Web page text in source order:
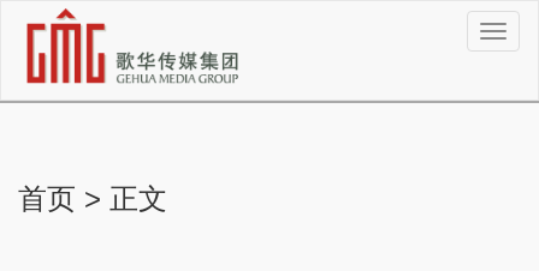
切
换
航
首页 > 正文